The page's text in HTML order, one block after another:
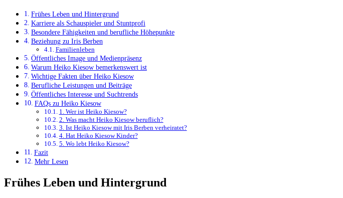
Frühes Leben und Hintergrund
Karriere als Schauspieler und Stuntprofi
Besondere Fähigkeiten und berufliche Höhepunkte
Beziehung zu Iris Berben
Familienleben
Öffentliches Image und Medienpräsenz
Warum Heiko Kiesow bemerkenswert ist
Wichtige Fakten über Heiko Kiesow
Berufliche Leistungen und Beiträge
Öffentliches Interesse und Suchtrends
FAQs zu Heiko Kiesow
1. Wer ist Heiko Kiesow?
2. Was macht Heiko Kiesow beruflich?
3. Ist Heiko Kiesow mit Iris Berben verheiratet?
4. Hat Heiko Kiesow Kinder?
5. Wo lebt Heiko Kiesow?
Fazit
Mehr Lesen
Frühes Leben und Hintergrund